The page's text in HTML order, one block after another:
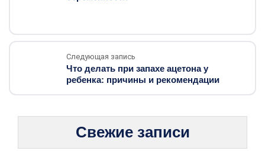
Следующая запись
Что делать при запахе ацетона у
ребенка: причины и рекомендации
Свежие записи